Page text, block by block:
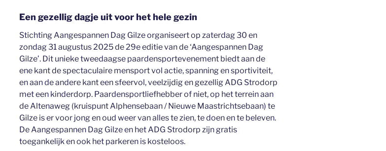
Een gezellig dagje uit voor het hele gezin
Stichting Aangespannen Dag Gilze organiseert op zaterdag 30 en
zondag 31 augustus 2025 de 29e editie van de ‘Aangespannen Dag
Gilze’. Dit unieke tweedaagse paardensportevenement biedt aan de
ene kant de spectaculaire mensport vol actie, spanning en sportiviteit,
en aan de andere kant een sfeervol, veelzijdig en gezellig ADG Strodorp
met een kinderdorp. Paardensportliefhebber of niet, op het terrein aan
de Altenaweg (kruispunt Alphensebaan / Nieuwe Maastrichtsebaan) te
Gilze is er voor jong en oud weer van alles te zien, te doen en te beleven.
De Aangespannen Dag Gilze en het ADG Strodorp zijn gratis
toegankelijk en ook het parkeren is kosteloos.